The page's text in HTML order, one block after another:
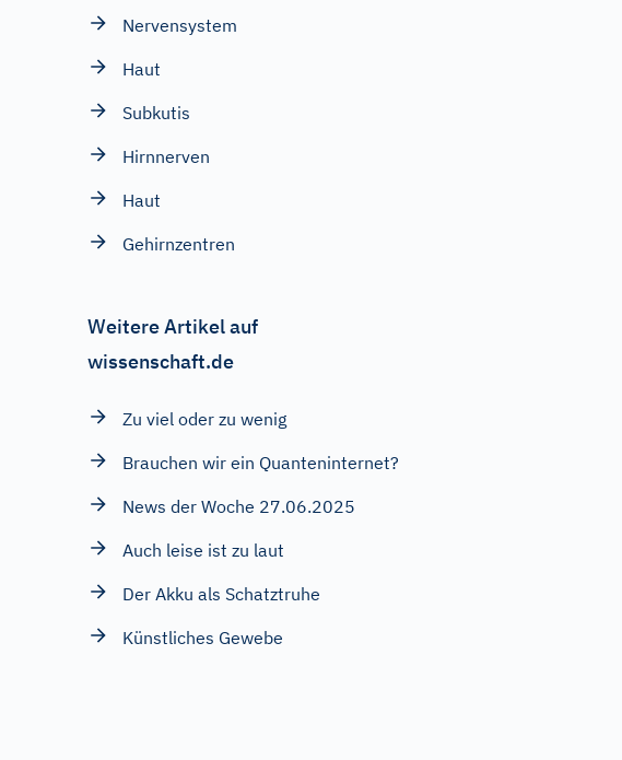
Nervensystem
Haut
Subkutis
Hirnnerven
Haut
Gehirnzentren
Weitere Artikel auf
wissenschaft.de
Zu viel oder zu wenig
Brauchen wir ein Quanteninternet?
News der Woche 27.06.2025
Auch leise ist zu laut
Der Akku als Schatztruhe
Künstliches Gewebe